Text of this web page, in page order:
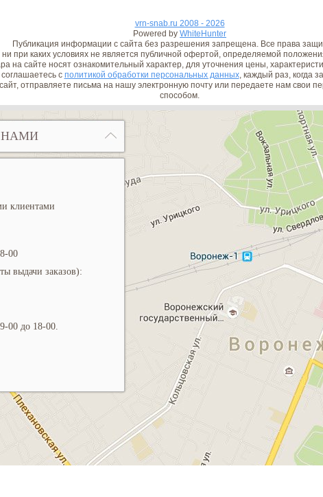
vrn-snab.ru 2008 - 2026
Powered by WhiteHunter
Публикация информации с сайта без разрешения запрещена. Все права
при каких условиях не является публичной офертой, определяемой
на сайте носят ознакомительный характер, для уточнения цены,
с политикой обработки персональных данных, каждый раз, когда
отправляете письма на нашу электронную почту или передаете нам свои
способом.
НАМИ
клиентами
00
выдачи заказов):
00 до 18-00.